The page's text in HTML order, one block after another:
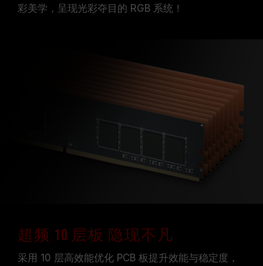
彩美学，呈现光彩夺目的 RGB 系统！
超频 10 层板 隐现不凡
采用 10 层高效能优化 PCB 板提升效能与稳定度，